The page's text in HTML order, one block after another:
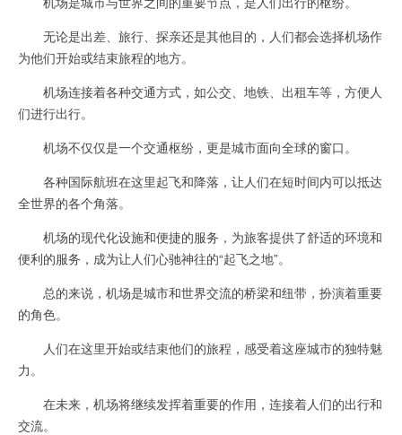
无论是出差、旅行、探亲还是其他目的，人们都会选择机场作
为他们开始或结束旅程的地方。
机场连接着各种交通方式，如公交、地铁、出租车等，方便人
们进行出行。
机场不仅仅是一个交通枢纷，更是城市面向全球的窗口。
各种国际航班在这里起飞和降落，让人们在短时间内可以抵达
全世界的各个角落。
机场的现代化设施和便捷的服务，为旅客提供了舒适的环境和
便利的服务，成为让人们心驰神往的“起飞之地”。
总的来说，机场是城市和世界交流的桥梁和纽带，扮演着重要
的角色。
人们在这里开始或结束他们的旅程，感受着这座城市的独特魅
力。
在未来，机场将继续发挥着重要的作用，连接着人们的出行和
交流。